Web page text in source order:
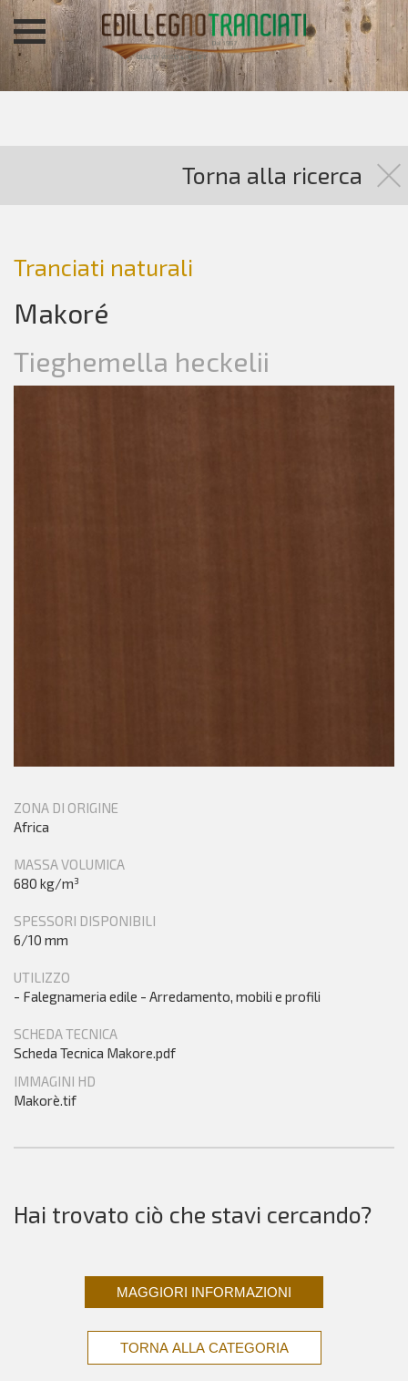
Torna alla ricerca
Tranciati naturali
Makoré
Tieghemella heckelii
ZONA DI ORIGINE
Africa
MASSA VOLUMICA
680 kg/m³
SPESSORI DISPONIBILI
6/10 mm
UTILIZZO
- Falegnameria edile - Arredamento, mobili e profili
SCHEDA TECNICA
Scheda Tecnica Makore.pdf
IMMAGINI HD
Makorè.tif
Hai trovato ciò che stavi cercando?
MAGGIORI INFORMAZIONI
TORNA ALLA CATEGORIA